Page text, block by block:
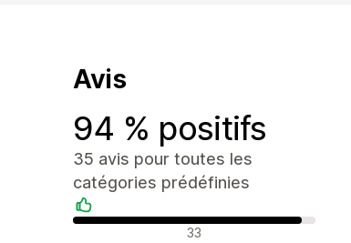
Avis
94 % positifs
35 avis pour toutes les
catégories prédéfinies
Avis positifs 33